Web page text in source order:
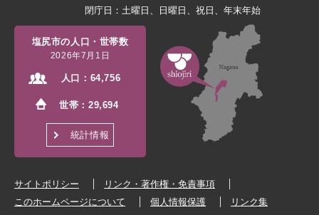
閉庁日：土曜日、日曜日、祝日、年末年始
塩尻市の人口・世帯数
2026年7月1日
人口： 64,756
世帯：29,694
統計情報
サイトポリシー
リンク・著作権・免責事項
このホームページについて
個人情報保護 リンク集